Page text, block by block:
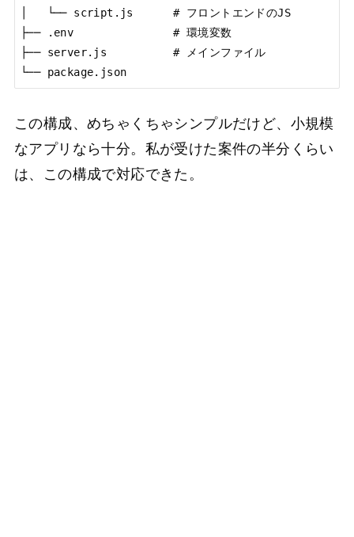
│   └── script.js      # フロントエンドのJS
├── .env               # 環境変数
├── server.js          # メインファイル
└── package.json
この構成、めちゃくちゃシンプルだけど、小規模
なアプリなら十分。私が受けた案件の半分くらい
は、この構成で対応できた。